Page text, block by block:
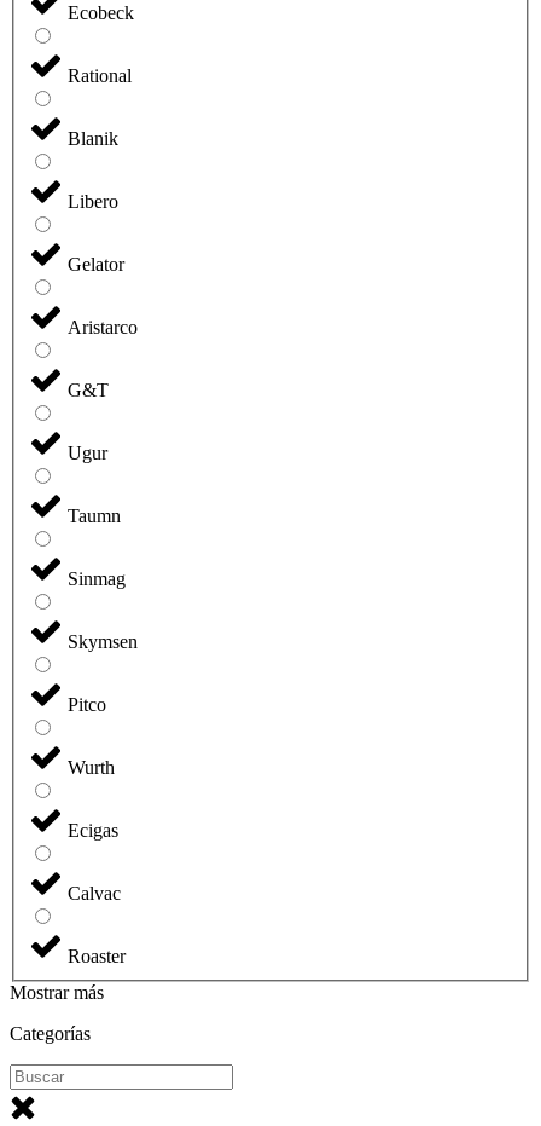
Ecobeck
Rational
Blanik
Libero
Gelator
Aristarco
G&T
Ugur
Taumn
Sinmag
Skymsen
Pitco
Wurth
Ecigas
Calvac
Roaster
Mostrar más
Categorías